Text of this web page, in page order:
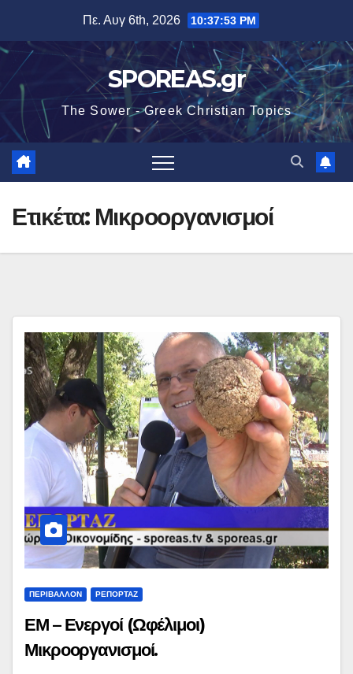
περιεχόμενο
Πε. Αυγ 6th, 2026 10:37:53 PM
SPOREAS.gr
The Sower - Greek Christian Topics
Ετικέτα: Μικροοργανισμοί
ΠΕΡΙΒΑΛΛΟΝ ΡΕΠΟΡΤΑΖ
ΕΜ – Ενεργοί (Ωφέλιμοι)
Μικροοργανισμοί.